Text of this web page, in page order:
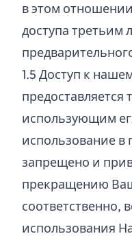
в этом
доступа третьим
1.5 Доступ к
предоставляется
использующим
использование в
запрещено и
прекращению
соответственно,
использования